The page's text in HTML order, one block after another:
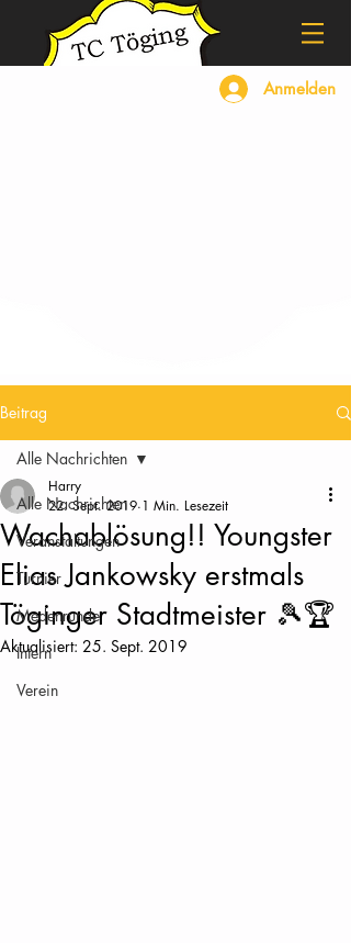
Anmelden
Beitrag
Alle Nachrichten
Veranstaltungen
Turnier
Medenrunde
Intern
Verein
Alle Nachrichten
Wachablösung!! Youngster
Elias Jankowsky erstmals
Töginger Stadtmeister 🎾🏆
Harry
22. Sept. 2019 1 Min. Lesezeit
Aktualisiert: 25. Sept. 2019